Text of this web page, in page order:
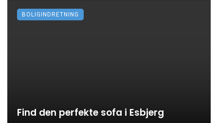
Find den perfekte sofa i Esbjerg
BOLIGINDRETNING